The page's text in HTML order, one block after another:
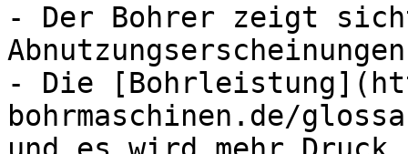
- Der Bohrer zeigt
- Die
bohrmaschinen.de/